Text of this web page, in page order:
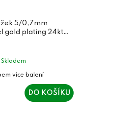
5/0,7mm
gold plating 24kt
Skladem
DO KOŠÍKU